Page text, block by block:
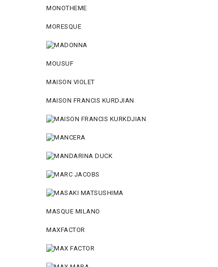
MONOTHEME
MORESQUE
MOUSUF
MAISON VIOLET
MAISON FRANCIS KURDJIAN
MASQUE MILANO
MAXFACTOR